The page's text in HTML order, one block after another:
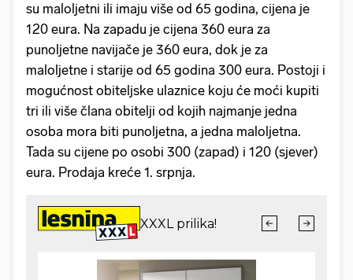
su maloljetni ili imaju više od 65 godina, cijena je
120 eura. Na zapadu je cijena 360 eura za
punoljetne navijače je 360 eura, dok je za
maloljetne i starije od 65 godina 300 eura. Postoji i
mogućnost obiteljske ulaznice koju će moći kupiti
tri ili više člana obitelji od kojih najmanje jedna
osoba mora biti punoljetna, a jedna maloljetna.
Tada su cijene po osobi 300 (zapad) i 120 (sjever)
eura. Prodaja kreće 1. srpnja.